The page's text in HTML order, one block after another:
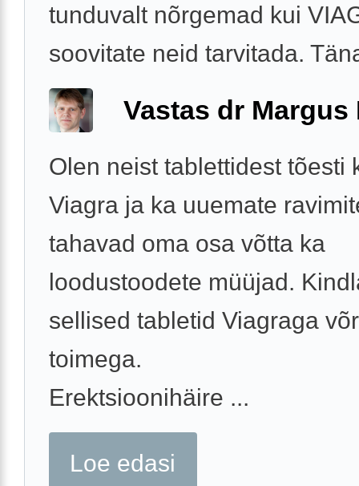
tunduvalt nõrgemad kui
soovitate neid tarvitada.
Vastas dr Margus
Olen neist tablettidest tõesti
Viagra ja ka uuemate
tahavad oma osa võtta ka
loodustoodete müüjad.
sellised tabletid Viagraga
toimega.
Erektsioonihäire ...
Loe edasi